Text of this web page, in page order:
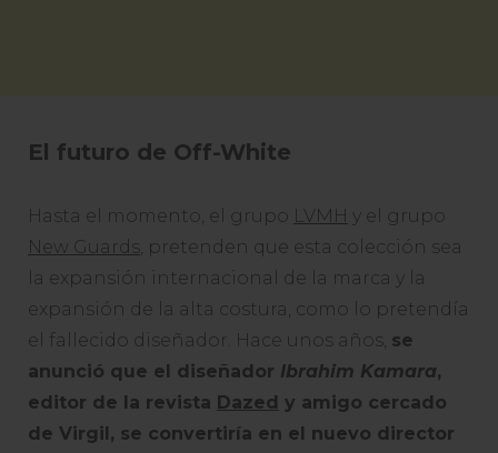
El futuro de Off-White
Hasta el momento, el grupo LVMH y el grupo
New Guards, pretenden que esta colección sea
la expansión internacional de la marca y la
expansión de la alta costura, como lo pretendía
el fallecido diseñador. Hace unos años, se
anunció que el diseñador Ibrahim Kamara,
editor de la revista Dazed y amigo cercado
de Virgil, se convertiría en el nuevo director